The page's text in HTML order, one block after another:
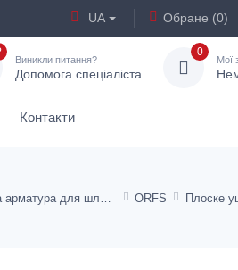
UA Обране (0)
Виникли питання?
Допомога спеціаліста
0
Мої
Контакти
Стандартна арматура для шлангів TE, KP, від HD 100 до HD 400 ORFS Плоске